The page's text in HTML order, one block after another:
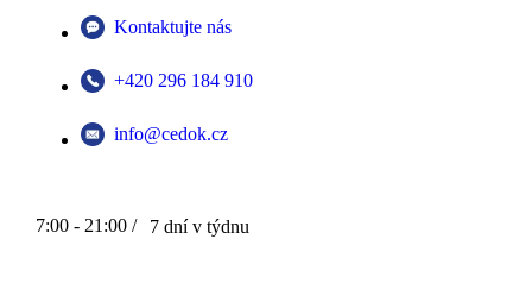
Kontaktujte nás
+420 296 184 910
info@cedok.cz
7:00 - 21:00 / 7 dní v týdnu